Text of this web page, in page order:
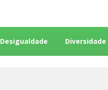
Desigualdade Diversidade